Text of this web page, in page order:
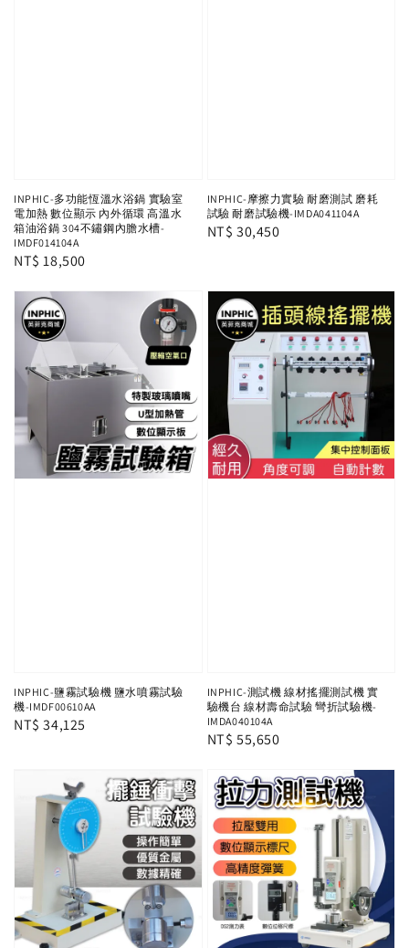
INPHIC-多功能恆溫水浴鍋 實驗室
電加熱 數位顯示 內外循環 高溫水
箱油浴鍋 304不鏽鋼內膽水槽-
IMDF014104A
Regular
NT$ 18,500
INPHIC-摩擦力實驗 耐磨測試 磨耗
試驗 耐磨試驗機-IMDA041104A
Regular
NT$ 30,450
INPHIC-鹽霧試驗機 鹽水噴霧試驗
機-IMDF00610AA
Regular
NT$ 34,125
INPHIC-測試機 線材搖擺測試機 實
驗機台 線材壽命試驗 彎折試驗機-
IMDA040104A
Regular
NT$ 55,650